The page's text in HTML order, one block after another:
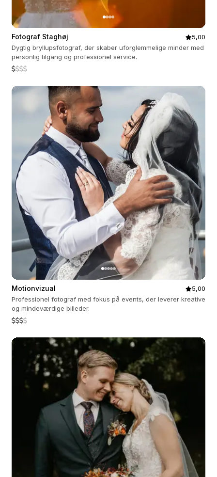
Fotograf Staghøj
5,00
Dygtig bryllupsfotograf, der skaber uforglemmelige minder med
personlig tilgang og professionel service.
Motionvizual
5,00
Professionel fotograf med fokus på events, der leverer kreative
og mindeværdige billeder.